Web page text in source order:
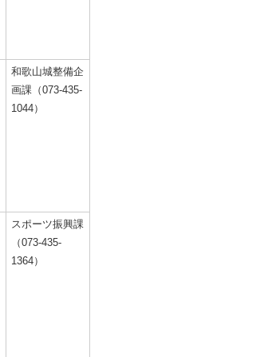
和歌山城整備企
画課（073-435-
1044）
スポーツ振興課
（073-435-
1364）